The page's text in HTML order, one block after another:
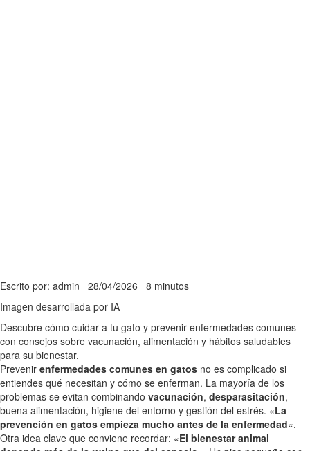
Escrito por: admin 28/04/2026 8 minutos
Imagen desarrollada por IA
Descubre cómo cuidar a tu gato y prevenir enfermedades comunes
con consejos sobre vacunación, alimentación y hábitos saludables
para su bienestar.
Prevenir enfermedades comunes en gatos no es complicado si
entiendes qué necesitan y cómo se enferman. La mayoría de los
problemas se evitan combinando vacunación, desparasitación,
buena alimentación, higiene del entorno y gestión del estrés. «La
prevención en gatos empieza mucho antes de la enfermedad«.
Otra idea clave que conviene recordar: «El bienestar animal